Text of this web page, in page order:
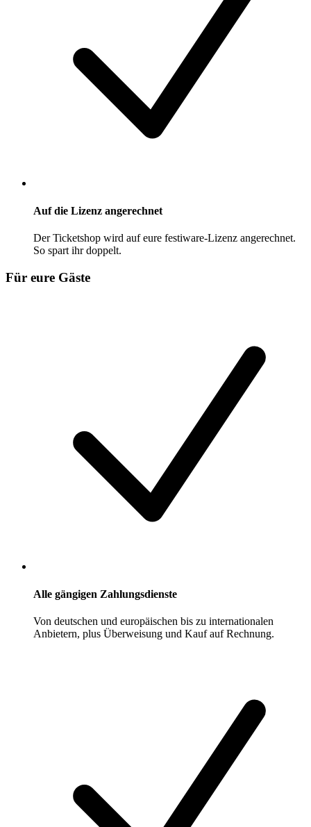
Auf die Lizenz angerechnet
Der Ticketshop wird auf eure festiware-Lizenz angerechnet.
So spart ihr doppelt.
Für eure Gäste
Alle gängigen Zahlungsdienste
Von deutschen und europäischen bis zu internationalen
Anbietern, plus Überweisung und Kauf auf Rechnung.